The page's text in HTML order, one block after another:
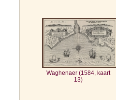
Waghenaer (1584, kaart
13)